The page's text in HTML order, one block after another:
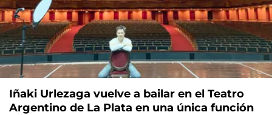
Iñaki Urlezaga vuelve a bailar en el Teatro
Argentino de La Plata en una única función